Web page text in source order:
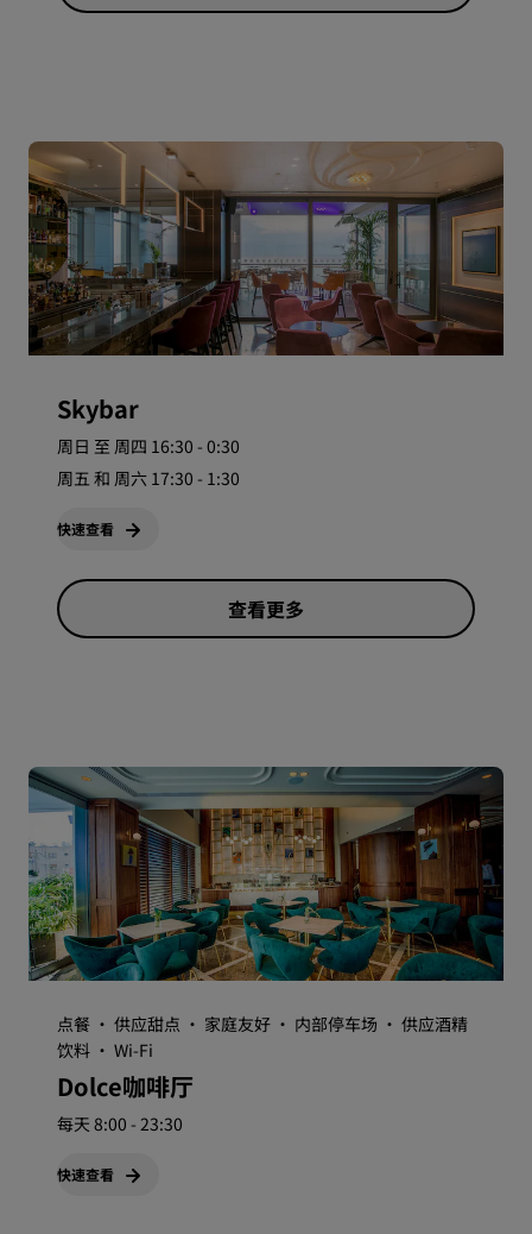
Skybar
周日 至 周四 16:30 - 0:30
周五 和 周六 17:30 - 1:30
快速查看
查看更多
点餐 · 供应甜点 · 家庭友好 · 内部停车场 · 供应酒精
饮料 · Wi-Fi
Dolce咖啡厅
每天 8:00 - 23:30
快速查看